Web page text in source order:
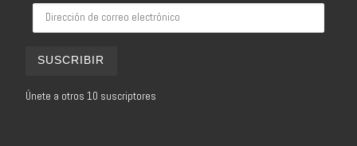
SUSCRIBIR
Únete a otros 10 suscriptores